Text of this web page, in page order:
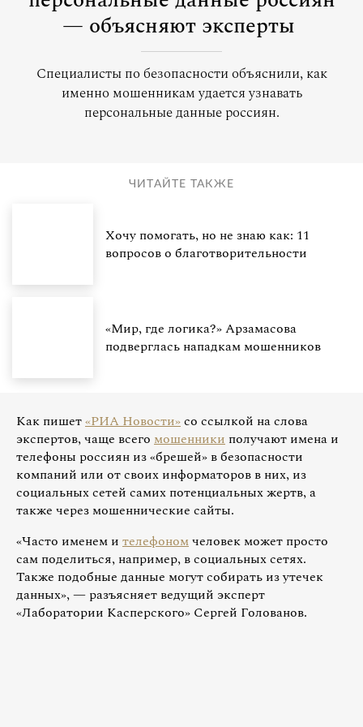
— объясняют эксперты
Специалисты по безопасности объяснили, как
именно мошенникам удается узнавать
персональные данные россиян.
ЧИТАЙТЕ ТАКЖЕ
Хочу помогать, но не знаю как: 11
вопросов о благотворительности
«Мир, где логика?» Арзамасова
подверглась нападкам мошенников
Как пишет«РИА Новости»со ссылкой на слова
экспертов, чаще всего мошенники получают имена и
телефоны россиян из «брешей» в безопасности
компаний или от своих информаторов в них, из
социальных сетей самих потенциальных жертв, а
также через мошеннические сайты.
«Часто именем и телефономчеловек может просто
сам поделиться, например, в социальных сетях.
Также подобные данные могут собирать из утечек
данных», — разъясняет ведущий эксперт
«Лаборатории Касперского» Сергей Голованов.